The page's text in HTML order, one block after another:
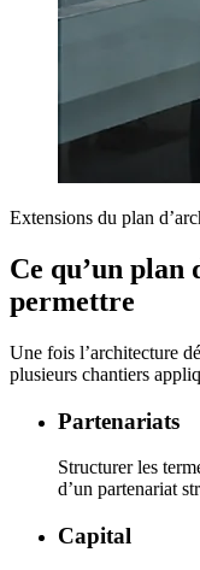
Extensions du plan
Ce qu’un plan
permettre
Une fois l’architecture
plusieurs chantiers
Partenariats
Structurer les
d’un partenariat
Capital